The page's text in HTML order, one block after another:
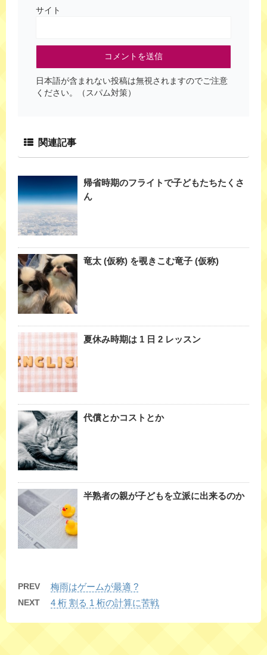
サイト
日本語が含まれない投稿は無視されますのでご注意
ください。（スパム対策）
関連記事
帰省時期のフライトで子どもたちたくさ
ん
竜太 (仮称) を覗きこむ竜子 (仮称)
夏休み時期は 1 日 2 レッスン
代償とかコストとか
半熟者の親が子どもを立派に出来るのか
PREV 梅雨はゲームが最適 ?
NEXT 4 桁 割る 1 桁の計算に苦戦